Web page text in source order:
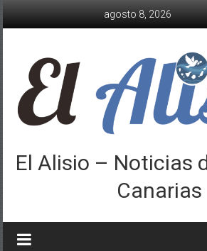
agosto 8, 2026
El Alisio – Noticias
Canarias